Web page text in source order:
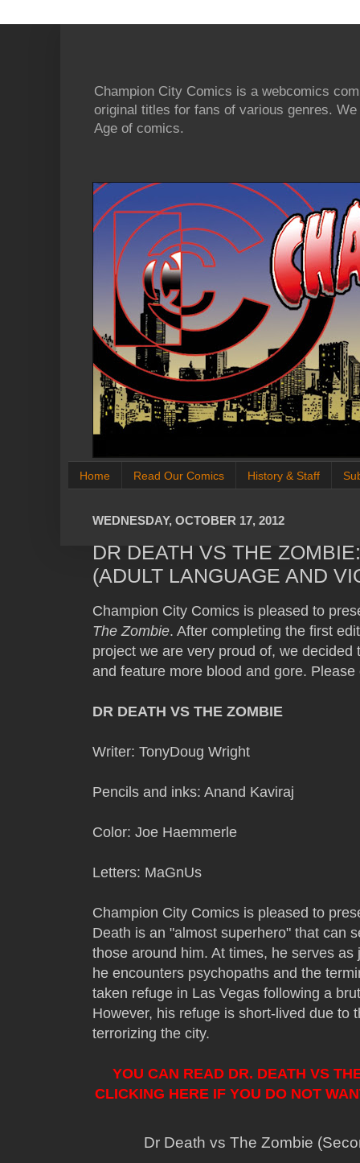
Champion City Comics is a webcomics
original titles for fans of various genres.
Age of comics.
Home Read Our Comics History & Staff
WEDNESDAY, OCTOBER 17, 2012
DR DEATH VS THE
(ADULT LANGUAGE AND
Champion City Comics is pleased to
The Zombie. After completing the first
project we are very proud of, we
and feature more blood and gore. Please
DR DEATH VS THE ZOMBIE
Writer: TonyDoug Wright
Pencils and inks: Anand Kaviraj
Color: Joe Haemmerle
Letters: MaGnUs
Champion City Comics is pleased to
Death is an "almost superhero" that can
those around him. At times, he serves
he encounters psychopaths and the
taken refuge in Las Vegas following a
However, his refuge is short-lived due to
terrorizing the city.
YOU CAN READ DR. DEATH VS
CLICKING HERE IF YOU DO NOT
Dr Death vs The Zombie